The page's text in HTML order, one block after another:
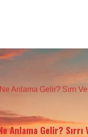
Anlama Gelir? Sırrı